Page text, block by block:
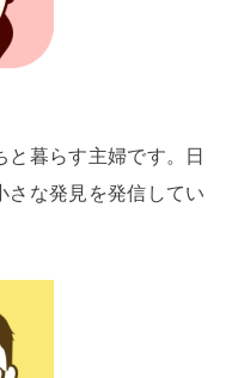
と暮らす主婦です。日
さな発見を発信してい